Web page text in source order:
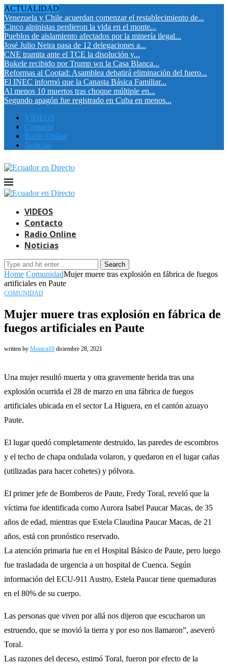
ACTUALIDAD
Venezuela y Chile acuerdan comenzar el restablecimiento de...
Cinco alpinistas perdieron la vida en el monte...
Pueblos de aislamiento afectados por la minería ilegal...
José Julio Neira pasa de 12 delegaciones a...
CNE tramita ante el TCE la disolución y...
Bukele recibido por Trump wn la Casa Blanca...
Reformas al Cootad: Asamblea debatirá eliminación del fuero...
El INEC informó que la Canasta Básica Familiar...
Al menos 10 muertos tras choque múltiple en...
Segundo apagón fue registrado en Cuba en menos...
VIDEOS
Contacto
Radio Online
Noticias
VIDEOS
Contacto
Radio Online
Noticias
Search
Home ComunidadMujer muere tras explosión en fábrica de fuegos
artificiales en Paute
COMUNIDAD
Mujer muere tras explosión en fábrica de
fuegos artificiales en Paute
written by Monica10 diciembre 28, 2021
Una mujer resultó muerta y otra gravemente herida tras una
explosión ocurrida el 28 de marzo en una fábrica de fuegos
artificiales ubicada en el sector La Higuera, en el cantón azuayo
Paute.
El lugar quedó completamente destruido, las paredes de escombros
y el techo de chapa ondulada volaron, y quedaron en el lugar cañas
(utilizadas para hacer cohetes) y pólvora.
El primer jefe de Bomberos de Paute, Fredy Toral, reveló que la
víctima fue identificada como Aurora Isabel Paucar Macas, de 35
años de edad, mientras que Estela Claudina Paucar Macas, de 21
años, está con pronóstico reservado.
La atención primaria fue en el Hospital Básico de Paute, pero luego
fue trasladada de urgencia a un hospital de Cuenca. Según
información del ECU-911 Austro, Estela Paucar tiene quemaduras
en el 80% de su cuerpo.
Las personas que viven por allá nos dijeron que escucharon un
estruendo, que se movió la tierra y por eso nos llamaron”, aseveró
Toral.
Las razones del deceso, estimó Toral, fueron por efecto de la